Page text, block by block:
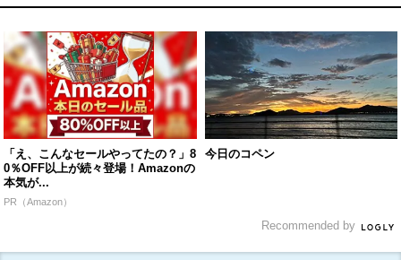
「え、こんなセールやってたの？」8
0％OFF以上が続々登場！Amazonの
本気が...
PR（Amazon）
今日のコペン
Recommended by